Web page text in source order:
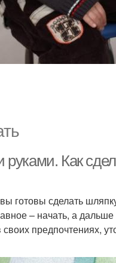
руками. Как
готовы сделать
– начать, а
предпочтениях,